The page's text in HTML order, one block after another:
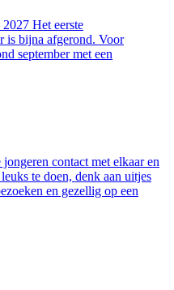
Het eerste
is bijna afgerond. Voor
september met een
contact met elkaar en
te doen, denk aan uitjes
en gezellig op een